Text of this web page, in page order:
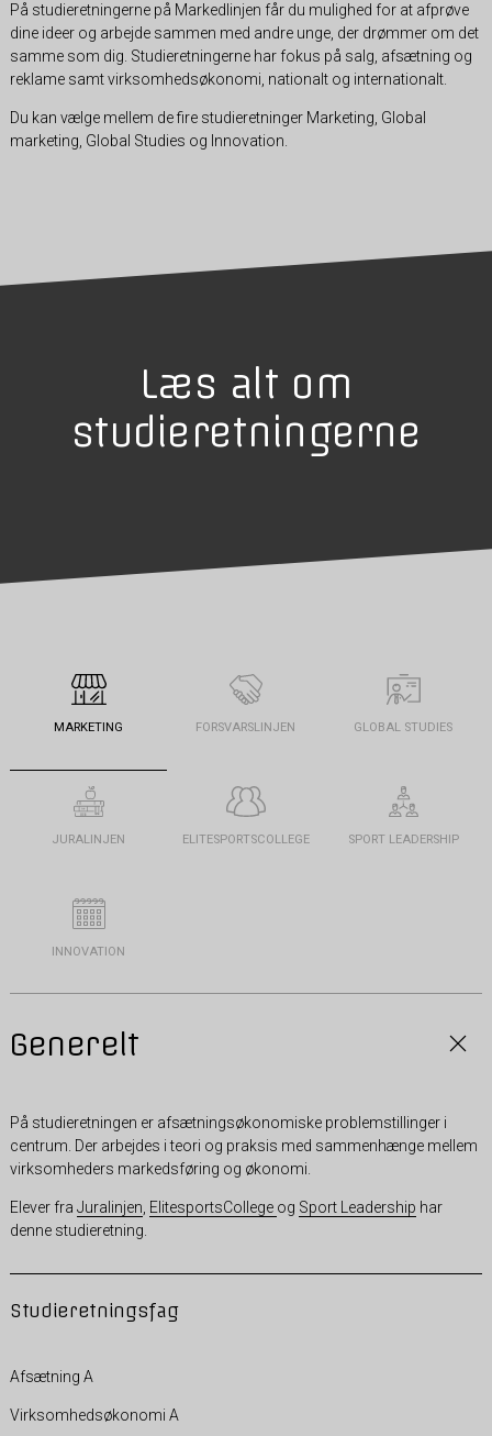
På studieretningerne på Markedlinjen får du mulighed for at afprøve
dine ideer og arbejde sammen med andre unge, der drømmer om det
samme som dig. Studieretningerne har fokus på salg, afsætning og
reklame samt virksomhedsøkonomi, nationalt og internationalt.
Du kan vælge mellem de fire studieretninger Marketing, Global
marketing, Global Studies og Innovation.
Læs alt om
studieretningerne
MARKETING FORSVARSLINJEN GLOBAL STUDIES
JURALINJEN ELITESPORTSCOLLEGE SPORT LEADERSHIP
INNOVATION
Generelt
På studieretningen er afsætningsøkonomiske problemstillinger i
centrum. Der arbejdes i teori og praksis med sammenhænge mellem
virksomheders markedsføring og økonomi.
Elever fra Juralinjen ElitesportsCollege og Sport Leadership har
denne studieretning.
Studieretningsfag
Afsætning A
Virksomhedsøkonomi A